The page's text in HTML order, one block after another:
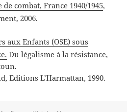
combat, France 1940/1945,
2006.
aux Enfants (OSE) sous
Du légalisme à la résistance,
Editions L’Harmattan, 1990.